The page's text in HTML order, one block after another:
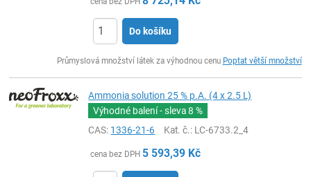
Do košíku
Průmyslová množství látek za výhodnou cenu Poptat větší množství
Ammonia solution 25 % p.A. (4 x 2.5 L)
Výhodné balení - sleva8 %
CAS: 1336-21-6 Kat. č.: LC-6733.2_4
cena bez DPH 5 593,39 Kč